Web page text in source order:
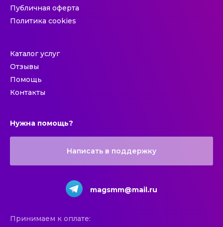
Публичная оферта
Политика cookies
Каталог услуг
Отзывы
Помощь
Контакты
Нужна помощь?
Написать в поддержку
magsmm@mail.ru
Принимаем к оплате: